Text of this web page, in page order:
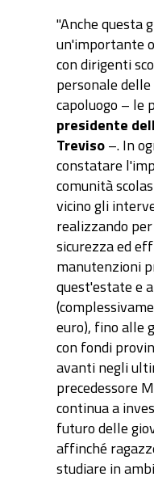
"Anche questa
un'importante
con dirigenti
personale
capoluogo – le
presidente
Treviso–. In
constatare
comunità
vicino gli
realizzando
sicurezza ed
manutenzioni
quest'estate e
euro), fino alle
con fondi
avanti negli
precedessore
continua a
futuro delle
affinché
studiare in